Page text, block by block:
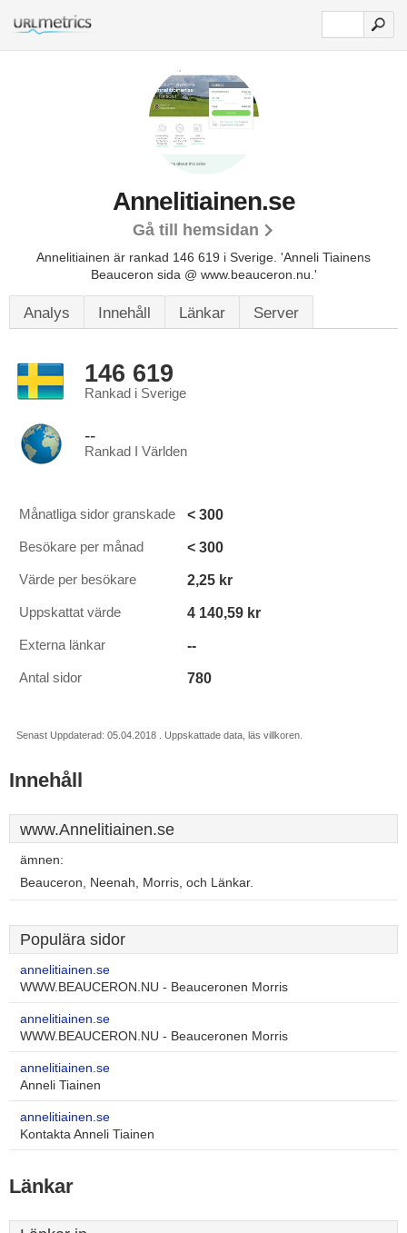
Annelitiainen.se
Gå till hemsidan
Annelitiainen är rankad 146 619 i Sverige. 'Anneli Tiainens
Beauceron sida @ www.beauceron.nu.'
Analys Innehåll Länkar Server
146 619
Rankad i Sverige
--
Rankad I Världen
Månatliga sidor granskade < 300
Besökare per månad < 300
Värde per besökare 2,25 kr
Uppskattat värde 4 140,59 kr
Externa länkar --
Antal sidor 780
Senast Uppdaterad: 05.04.2018 . Uppskattade data, läs villkoren.
Innehåll
www.Annelitiainen.se
ämnen:
Beauceron, Neenah, Morris, och Länkar.
Populära sidor
annelitiainen.se
WWW.BEAUCERON.NU - Beauceronen Morris
annelitiainen.se
WWW.BEAUCERON.NU - Beauceronen Morris
annelitiainen.se
Anneli Tiainen
annelitiainen.se
Kontakta Anneli Tiainen
Länkar